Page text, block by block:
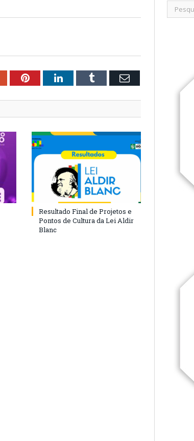
PinterestLinkedInTumblr Email
Resultado Final de Projetos e
Pontos de Cultura da Lei Aldir
Blanc